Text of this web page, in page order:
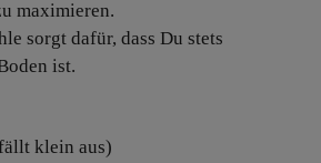
maximieren.
sorgt dafür, dass Du stets
ist.
klein aus)